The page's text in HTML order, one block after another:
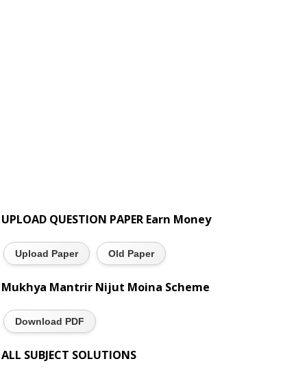
UPLOAD QUESTION PAPER Earn Money
Upload Paper Old Paper
Mukhya Mantrir Nijut Moina Scheme
Download PDF
ALL SUBJECT SOLUTIONS